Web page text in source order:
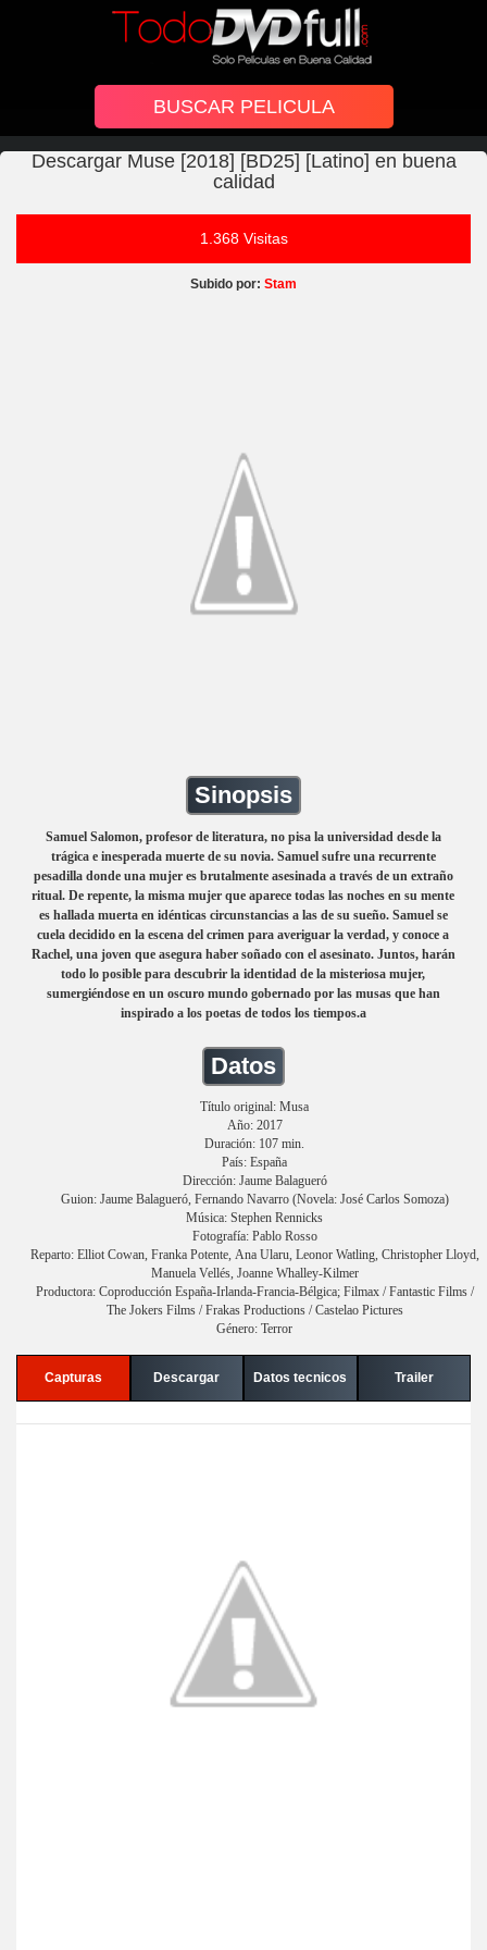
Descargar Muse [2018] [BD25] [Latino] en buena
calidad
1.368 Visitas
Subido por: Stam
Sinopsis
Samuel Salomon, profesor de literatura, no pisa la universidad desde la
trágica e inesperada muerte de su novia. Samuel sufre una recurrente
pesadilla donde una mujer es brutalmente asesinada a través de un extraño
ritual. De repente, la misma mujer que aparece todas las noches en su mente
es hallada muerta en idénticas circunstancias a las de su sueño. Samuel se
cuela decidido en la escena del crimen para averiguar la verdad, y conoce a
Rachel, una joven que asegura haber soñado con el asesinato. Juntos, harán
todo lo posible para descubrir la identidad de la misteriosa mujer,
sumergiéndose en un oscuro mundo gobernado por las musas que han
inspirado a los poetas de todos los tiempos.a
Datos
Título original: Musa
Año: 2017
Duración: 107 min.
País: España
Dirección: Jaume Balagueró
Guion: Jaume Balagueró, Fernando Navarro (Novela: José Carlos Somoza)
Música: Stephen Rennicks
Fotografía: Pablo Rosso
Reparto: Elliot Cowan, Franka Potente, Ana Ularu, Leonor Watling, Christopher Lloyd,
Manuela Vellés, Joanne Whalley-Kilmer
Productora: Coproducción España-Irlanda-Francia-Bélgica; Filmax / Fantastic Films /
The Jokers Films / Frakas Productions / Castelao Pictures
Género: Terror
Capturas Descargar Datos tecnicos Trailer